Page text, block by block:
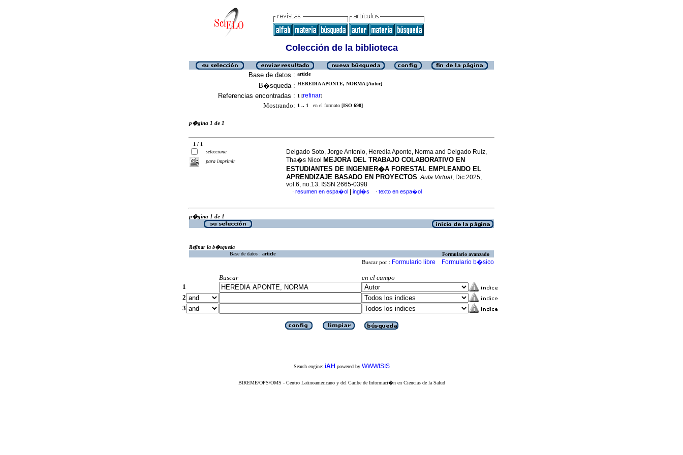
Colección de la biblioteca
Base de datos : article
B�squeda : HEREDIA APONTE, NORMA [Autor]
Referencias encontradas : 1 [refinar]
Mostrando: 1 .. 1 en el formato [ISO 690]
p�gina 1 de 1
1 / 1
selecciona
para imprimir
Delgado Soto, Jorge Antonio, Heredia Aponte, Norma and Delgado Ruiz,
Tha�s Nicol MEJORA DEL TRABAJO COLABORATIVO EN
ESTUDIANTES DE INGENIER�A FORESTAL EMPLEANDO EL
APRENDIZAJE BASADO EN PROYECTOS.Aula Virtual, Dic 2025,
vol.6, no.13. ISSN 2665-0398
· resumen en espa�ol ingl�s · texto en espa�ol
p�gina 1 de 1
Refinar la b�squeda
Base de datos : article Formulario avanzado
Buscar por : Formulario libre Formulario b�sico
Buscar
en el campo
1
2
3
Search engine: iAH powered by WWWISIS
BIREME/OPS/OMS - Centro Latinoamericano y del Caribe de Informaci�n en Ciencias de la Salud